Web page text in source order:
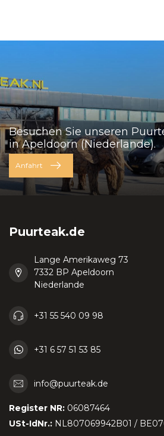
Besuchen Sie unseren
in Apeldoorn (Niederlande).
Anfahrt
Puurteak.de
Lange Amerikaweg 73
7332 BP Apeldoorn
Niederlande
+31 55 540 09 98
+31 6 57 51 53 85
info@puurteak.de
Register NR: 06087464
USt-IdNr.: NL807069942B01 /